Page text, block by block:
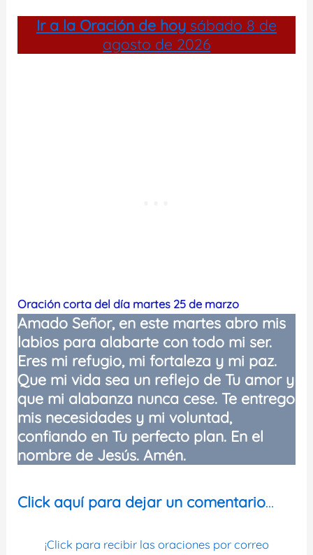
Ir a la Oración de hoy sábado 8 de
agosto de 2026
Oración corta del día martes 25 de marzo
Amado Señor, en este martes abro mis
labios para alabarte con todo mi ser.
Eres mi refugio, mi fortaleza y mi paz.
Que mi vida sea un reflejo de Tu amor y
que mi alabanza nunca cese. Te entrego
mis necesidades y mi voluntad,
confiando en Tu perfecto plan. En el
nombre de Jesús. Amén.
Click aquí para dejar un comentario…
¡Click para recibir las oraciones por correo